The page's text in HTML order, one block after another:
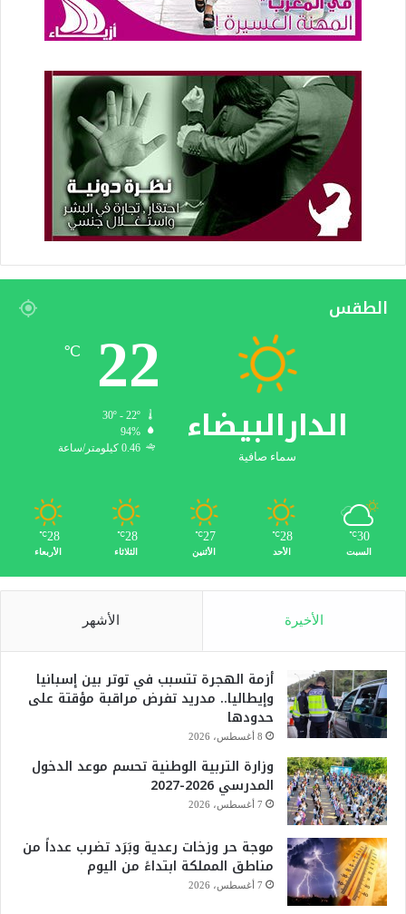
الطقس
الدارالبيضاء
سماء صافية
22
℃
94%
0.46 كيلومتر/ساعة
30
℃
السبت
28
℃
الأحد
27
℃
الأثنين
28
℃
الثلاثاء
28
℃
الأربعاء
الأخيرة الأشهر
أزمة الهجرة تتسبب في توتر بين إسبانيا
وإيطاليا.. مدريد تفرض مراقبة مؤقتة على
حدودها
8 أغسطس، 2026
وزارة التربية الوطنية تحسم موعد الدخول
المدرسي 2026-2027
7 أغسطس، 2026
موجة حر وزخات رعدية وبَرَد تضرب عدداً من
مناطق المملكة ابتداءً من اليوم
7 أغسطس، 2026